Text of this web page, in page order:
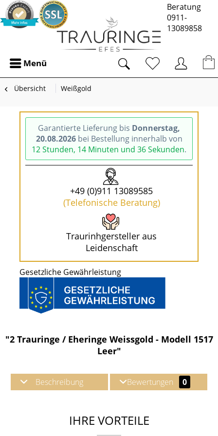
Beratung
0911-
13089858
Menü
Übersicht Weißgold
Garantierte Lieferung bis Donnerstag,
20.08.2026bei Bestellung innerhalb von
12 Stunden, 14 Minuten und 36 Sekunden.
+49 (0)911 13089585
(Telefonische Beratung)
Traurinhgersteller aus
Leidenschaft
Gesetzliche Gewährleistung
"2 Trauringe / Eheringe Weissgold - Modell 1517
Leer"
Beschreibung Bewertungen 0
IHRE VORTEILE